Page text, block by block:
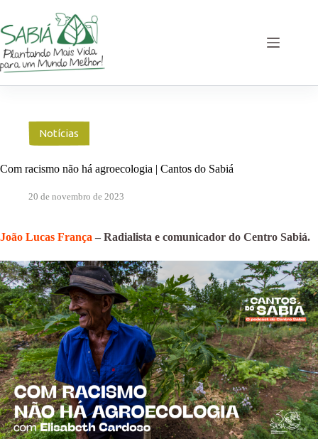
o
conteúdo
Notícias
Com racismo não há agroecologia | Cantos do Sabiá
20 de novembro de 2023
João Lucas França – Radialista e comunicador do Centro Sabiá.